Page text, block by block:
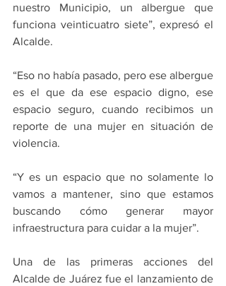
nuestro Municipio, un albergue que
funciona veinticuatro siete”, expresó el
Alcalde.
“Eso no había pasado, pero ese albergue
es el que da ese espacio digno, ese
espacio seguro, cuando recibimos un
reporte de una mujer en situación de
violencia.
“Y es un espacio que no solamente lo
vamos a mantener, sino que estamos
buscando cómo generar mayor
infraestructura para cuidar a la mujer”.
Una de las primeras acciones del
Alcalde de Juárez fue el lanzamiento de